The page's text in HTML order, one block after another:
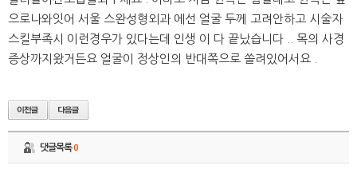
으로나와잇어 서울 스완성형외과 에선 얼굴 두께 고려안하고 시술자
스킬부족시 이런경우가 있다는데 인생 이 다 끝났습니다 .. 목의 사경
증상까지왔거든요 얼굴이 정상인의 반대쪽으로 쏠려있어서요 .
댓글목록0